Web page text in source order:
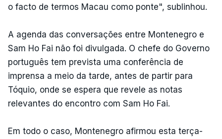
o facto de termos Macau como ponte", sublinhou.
A agenda das conversações entre Montenegro e
Sam Ho Fai não foi divulgada. O chefe do Governo
português tem prevista uma conferência de
imprensa a meio da tarde, antes de partir para
Tóquio, onde se espera que revele as notas
relevantes do encontro com Sam Ho Fai.
Em todo o caso, Montenegro afirmou esta terça-